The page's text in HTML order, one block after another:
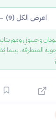
اعرض الكل (9) ←
وجيبوتي
المتطرفة، بينما